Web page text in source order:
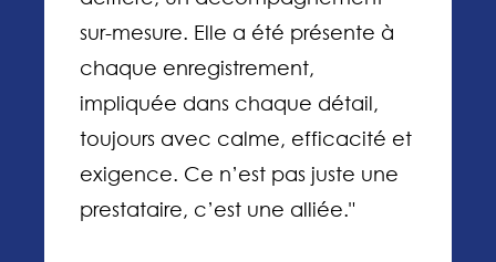
sur-mesure. Elle a été présente à
chaque enregistrement,
impliquée dans chaque détail,
toujours avec calme, efficacité et
exigence. Ce n’est pas juste une
prestataire, c’est une alliée."